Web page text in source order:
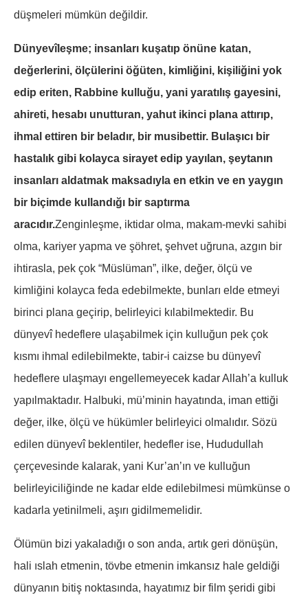
düşmeleri mümkün değildir.
Dünyevîleşme; insanları kuşatıp önüne katan,
değerlerini, ölçülerini öğüten, kimliğini, kişiliğini yok
edip eriten, Rabbine kulluğu, yani yaratılış gayesini,
ahireti, hesabı unutturan, yahut ikinci plana attırıp,
ihmal ettiren bir beladır, bir musibettir. Bulaşıcı bir
hastalık gibi kolayca sirayet edip yayılan, şeytanın
insanları aldatmak maksadıyla en etkin ve en yaygın
bir biçimde kullandığı bir saptırma
aracıdır.Zenginleşme, iktidar olma, makam-mevki sahibi
olma, kariyer yapma ve şöhret, şehvet uğruna, azgın bir
ihtirasla, pek çok “Müslüman”, ilke, değer, ölçü ve
kimliğini kolayca feda edebilmekte, bunları elde etmeyi
birinci plana geçirip, belirleyici kılabilmektedir. Bu
dünyevî hedeflere ulaşabilmek için kulluğun pek çok
kısmı ihmal edilebilmekte, tabir-i caizse bu dünyevî
hedeflere ulaşmayı engellemeyecek kadar Allah’a kulluk
yapılmaktadır. Halbuki, mü’minin hayatında, iman ettiği
değer, ilke, ölçü ve hükümler belirleyici olmalıdır. Sözü
edilen dünyevî beklentiler, hedefler ise, Hududullah
çerçevesinde kalarak, yani Kur’an’ın ve kulluğun
belirleyiciliğinde ne kadar elde edilebilmesi mümkünse o
kadarla yetinilmeli, aşırı gidilmemelidir.
Ölümün bizi yakaladığı o son anda, artık geri dönüşün,
hali ıslah etmenin, tövbe etmenin imkansız hale geldiği
dünyanın bitiş noktasında, hayatımız bir film şeridi gibi